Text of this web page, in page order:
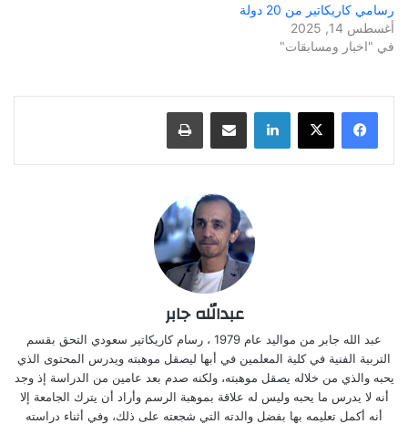
رسامي كاريكاتير من 20 دولة
أغسطس 14, 2025
في "اخبار ومسابقات"
لينكدإن مشاركة عبر البريد طباعة
عبدالله جابر
عبد الله جابر من مواليد عام 1979 ، رسام كاريكاتير سعودي التحق بقسم
التربية الفنية في كلية المعلمين في أبها ليصقل موهبته ويدرس المحتوى الذي
يحبه والذي من خلاله يصقل موهبته، ولكنه صدم بعد عامين من الدراسة إذ وجد
أنه لا يدرس ما يحبه وليس له علاقة بموهبة الرسم وأراد أن يترك الجامعة إلا
أنه أكمل تعليمه بها بفضل والدته التي شجعته على ذلك، وفي أثناء دراسته